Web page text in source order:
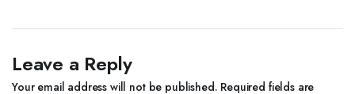
Leave a Reply
Your email address will not be published. Required fields are